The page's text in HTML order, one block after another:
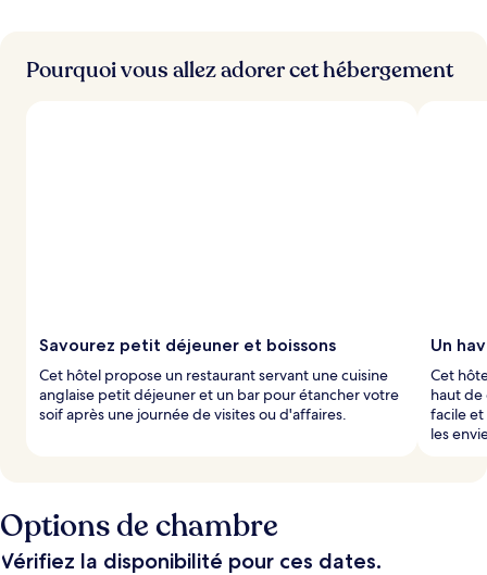
Pourquoi vous allez adorer cet hébergement
Savourez petit déjeuner et boissons
Cet hôtel propose un restaurant servant une cuisine
anglaise petit déjeuner et un bar pour étancher votre
soif après une journée de visites ou d'affaires.
Un
Cet
haut de
facile
les
Options de chambre
Vérifiez la disponibilité pour ces dates.